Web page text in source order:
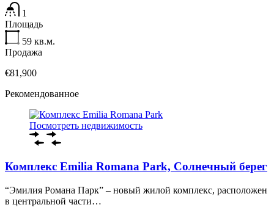
1
Площадь
59 кв.м.
Продажа
€81,900
Рекомендованное
Посмотреть недвижимость
Комплекс Emilia Romana Park, Солнечный берег
“Эмилия Романа Парк” – новый жилой комплекс, расположен
в центральной части…